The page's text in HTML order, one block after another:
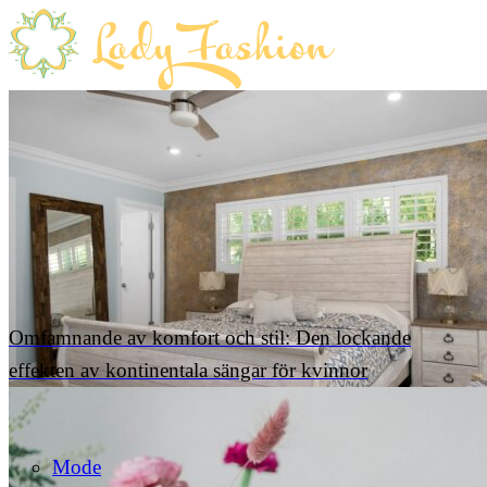
Omfamnande av komfort och stil: Den lockande
effekten av kontinentala sängar för kvinnor
Mode